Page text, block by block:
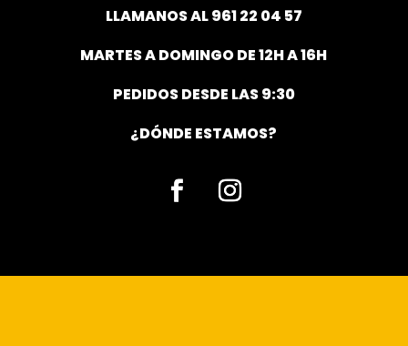
LLAMANOS AL961 22 04 57
MARTES A DOMINGO DE 12H A 16H
PEDIDOS DESDE LAS 9:30
¿DÓNDE ESTAMOS?